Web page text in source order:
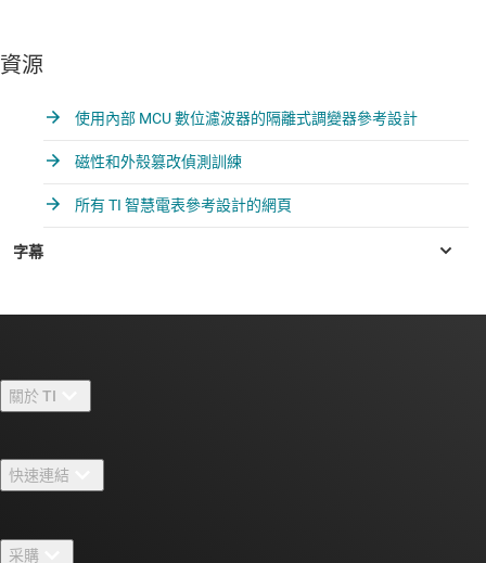
資源
使用內部 MCU 數位濾波器的隔離式調變器參考設計
磁性和外殼篡改偵測訓練
所有 TI 智慧電表參考設計的網頁
關於 TI
人才招募
新聞室
快速連結
采購